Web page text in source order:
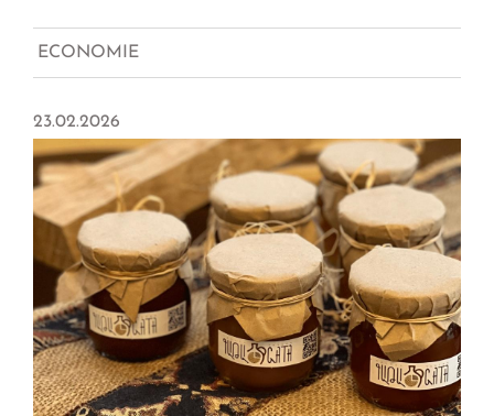
ECONOMIE
23.02.2026